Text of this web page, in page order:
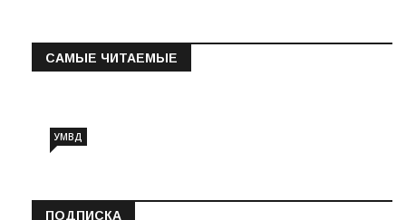
САМЫЕ ЧИТАЕМЫЕ
УМВД
ПОДПИСКА